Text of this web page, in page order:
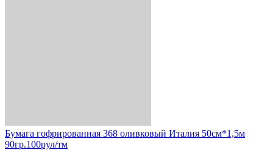
Бумага гофрированная 368 оливковый Италия 50см*1,5м
90гр.100рул/тм